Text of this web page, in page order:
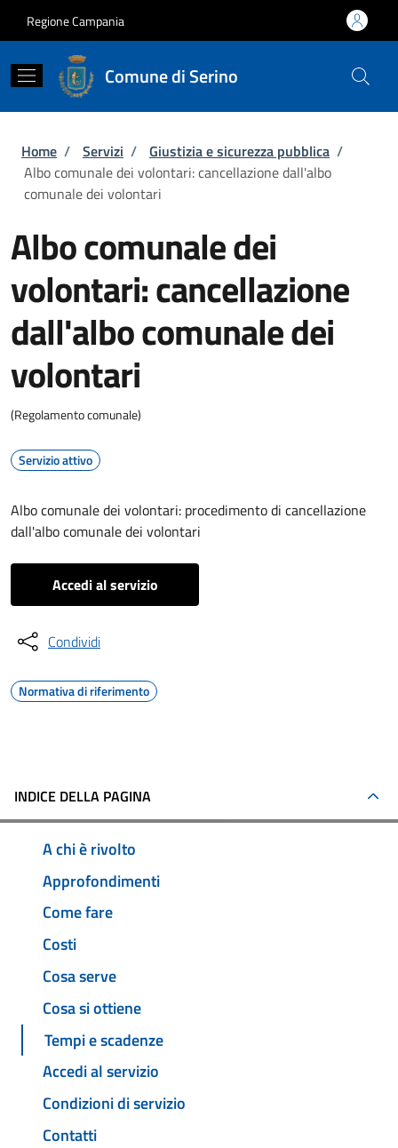
Regione Campania
Comune di Serino
Briciole di pane
Home / Servizi / Giustizia e sicurezza pubblica /
Albo comunale dei volontari: cancellazione dall'albo
comunale dei volontari
Albo comunale dei
volontari: cancellazione
dall'albo comunale dei
volontari
(Regolamento comunale)
Servizio attivo
Albo comunale dei volontari: procedimento di cancellazione
dall'albo comunale dei volontari
Accedi al servizio
Condividi
Normativa di riferimento
INDICE DELLA PAGINA
A chi è rivolto
Approfondimenti
Come fare
Costi
Cosa serve
Cosa si ottiene
Tempi e scadenze
Accedi al servizio
Condizioni di servizio
Contatti